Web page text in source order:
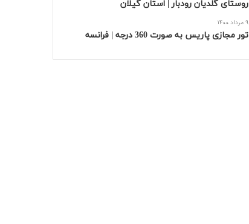
روستای گلدیان رودبار | استان گیلان
9 مرداد 1400
تور مجازی پاریس به صورت 360 درجه | فرانسه